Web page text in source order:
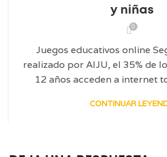
y niñas
0
Juegos educativos online
realizado por AIJU, el 35% de
12 años acceden a internet
CONTINUAR